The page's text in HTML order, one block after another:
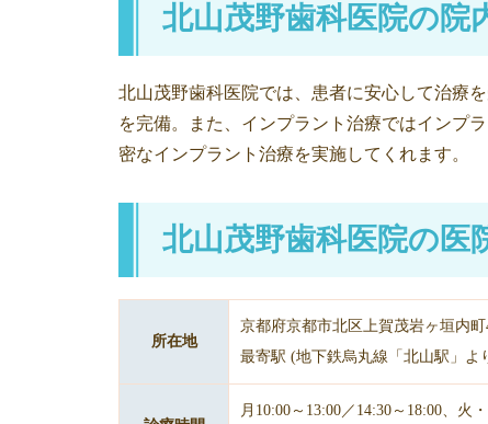
北山茂野歯科医院の院
北山茂野歯科医院では、患者に安心して治療
を完備。また、インプラント治療ではインプ
密なインプラント治療を実施してくれます。
北山茂野歯科医院の医
所在地
京都府京都市北区上賀茂岩ヶ垣内町
最寄駅 (地下鉄烏丸線「北山駅」よ
月10:00～13:00／14:30～18:00、火